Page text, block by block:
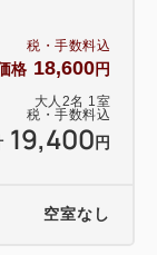
税・手数料込
格 18,600円
大人 2名 1 室
税・手数料込
19,400 円
空室なし